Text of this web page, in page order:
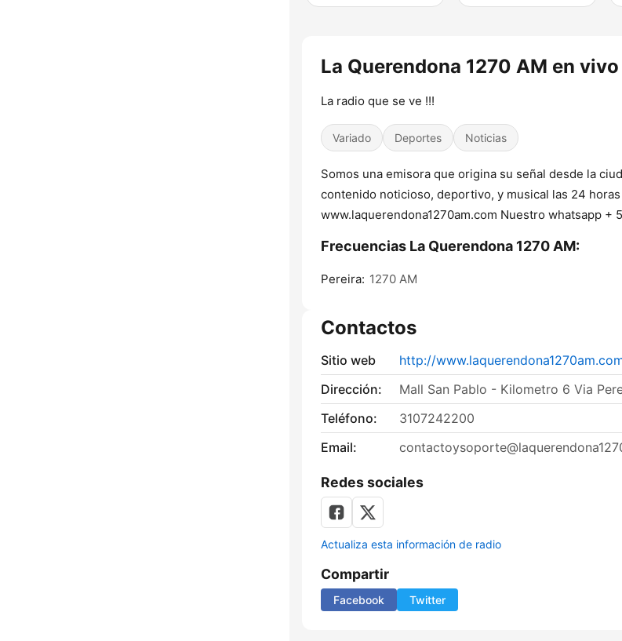
La Querendona 1270 AM en vivo
La radio que se ve !!!
Variado Deportes Noticias
Somos una emisora que origina su señal desde la
contenido noticioso, deportivo, y musical las 24
www.laquerendona1270am.com Nuestro whatsapp +
Frecuencias La Querendona 1270 AM:
Pereira: 1270 AM
Contactos
Sitio web
http://
Dirección:
Mall San Pablo - Kilometro 6 Via
Teléfono:
3107242200
Email:
Redes sociales
Actualiza esta información de radio
Compartir
Facebook Twitter